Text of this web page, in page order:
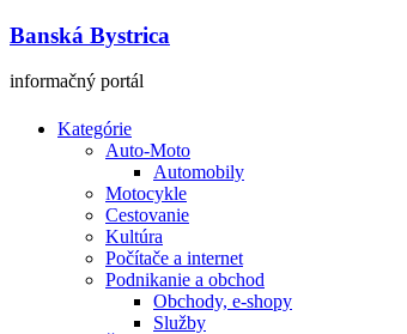
Banská Bystrica
informačný portál
Kategórie
Auto-Moto
Automobily
Motocykle
Cestovanie
Kultúra
Počítače a internet
Podnikanie a obchod
Obchody, e-shopy
Služby